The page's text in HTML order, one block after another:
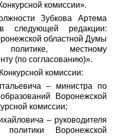
комиссии».
Зубкова Артема
следующей редакции:
областной Думы
местному
(по согласованию)».
комиссии:
– министра по
Воронежской
комиссии;
– руководителя
Воронежской